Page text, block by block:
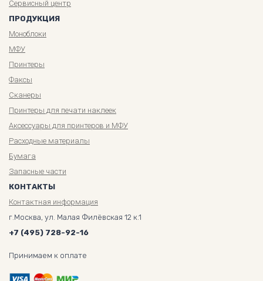
Сервисный центр
ПРОДУКЦИЯ
Моноблоки
МФУ
Принтеры
Факсы
Сканеры
Принтеры для печати наклеек
Аксессуары для принтеров и МФУ
Расходные материалы
Бумага
Запасные части
КОНТАКТЫ
Контактная информация
г.Москва, ул. Малая Филёвская 12 к.1
+7 (495) 728-92-16
Принимаем к оплате